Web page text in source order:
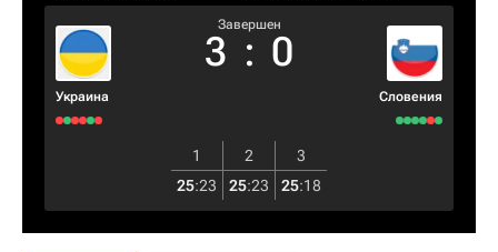
Украина
Завершен
3 : 0
Словения
1 2
3
25:23 25:23 25:18